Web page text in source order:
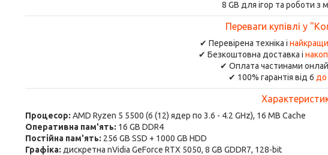
8 GB для ігор та роботи з
Переваги купівлі у
✔ Перевірена техніка і
✔ Безкоштовна доставка і
✔ Оплата частинами
✔ 100% гарантія від 6 до
Процесор: AMD Ryzen 5 5500 (6 (12) ядер по 3.6 - 4.2 GHz), 16 MB Cache
Оперативна пам'ять: 16 GB DDR4
Постійна пам'ять: 256 GB SSD + 1000 GB HDD
Графіка: дискретна nVidia GeForce RTX 5050, 8 GB GDDR7, 128-bit